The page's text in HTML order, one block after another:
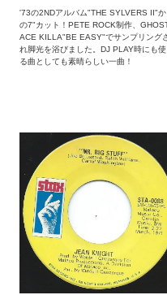
'73の2NDアルバム"THE SYLVERS II"か
の7"カット！PETE ROCK制作、
ACE KILLA"BE EASY"でサンプリング
れ脚光を浴びました。DJ PLAY時にも使
る曲としても素晴らしい一曲！